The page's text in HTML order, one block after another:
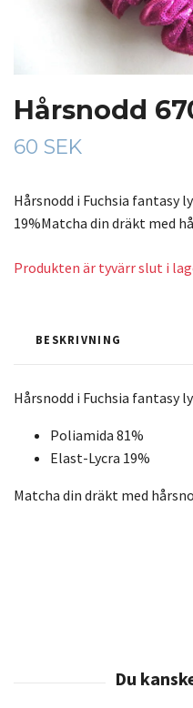
Hårsnodd
60 SEK
Hårsnodd i Fuchsia fantasy
19%Matcha din dräkt med
Produkten är tyvärr slut i
BESKRIVNING
Hårsnodd i Fuchsia fantasy
Poliamida 81%
Elast-Lycra 19%
Matcha din dräkt med